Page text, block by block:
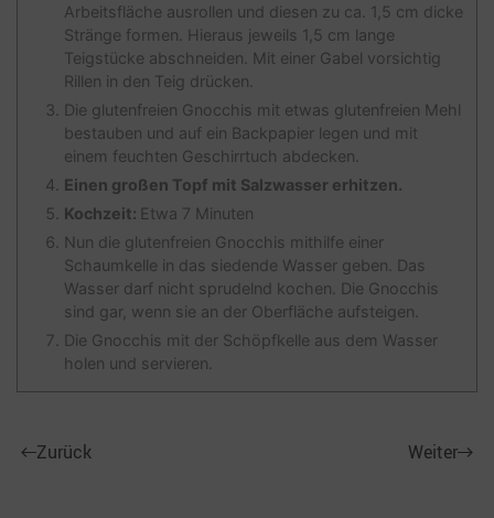
Arbeitsfläche ausrollen und diesen zu ca. 1,5 cm dicke
Stränge formen. Hieraus jeweils 1,5 cm lange
Teigstücke abschneiden. Mit einer Gabel vorsichtig
Rillen in den Teig drücken.
Die glutenfreien Gnocchis mit etwas glutenfreien Mehl
bestauben und auf ein Backpapier legen und mit
einem feuchten Geschirrtuch abdecken.
Einen großen Topf mit Salzwasser erhitzen.
Kochzeit: Etwa 7 Minuten
Nun die glutenfreien Gnocchis mithilfe einer
Schaumkelle in das siedende Wasser geben. Das
Wasser darf nicht sprudelnd kochen. Die Gnocchis
sind gar, wenn sie an der Oberfläche aufsteigen.
Die Gnocchis mit der Schöpfkelle aus dem Wasser
holen und servieren.
Zurück Weiter